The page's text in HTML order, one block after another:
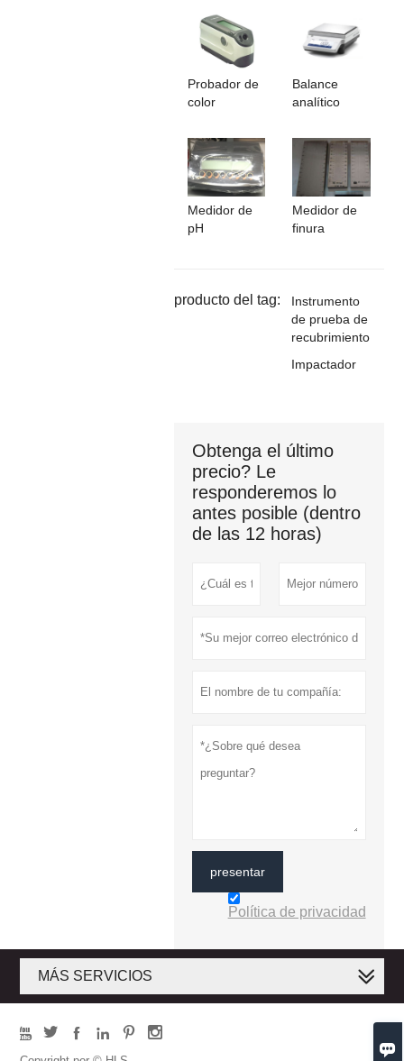

Probador de
color
Balance
analítico
Medidor de
pH
Medidor de
finura
producto del tag:
Instrumento
de prueba de
recubrimiento
Impactador
Obtenga el último
precio? Le
responderemos lo
antes posible (dentro
de las 12 horas)
presentar
Política de privacidad
MÁS SERVICIOS
     